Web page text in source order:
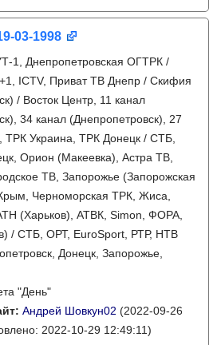
03-1998
1, Днепропетровская ОГТРК /
ICTV, Приват ТВ Днепр / Скифия
/ Восток Центр, 11 канал
34 канал (Днепропетровск), 27
ТРК Украина, ТРК Донецк / СТБ,
Орион (Макеевка), Астра ТВ,
ТВ, Запорожье (Запорожская
Черноморская ТРК, Жиса,
(Харьков), АТВК, Simon, ФОРА,
/ СТБ, ОРТ, EuroSport, РТР, НТВ
Донецк, Запорожье,
"День"
Андрей Шовкун02 (2022-09-26
2022-10-29 12:49:11)